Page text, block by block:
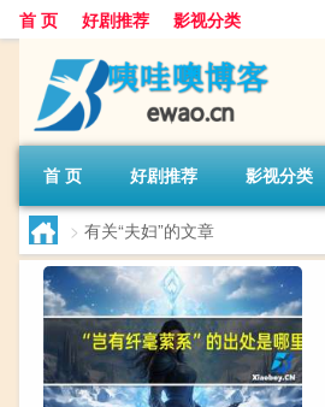
首 页 好剧推荐 影视分类
首 页 好剧推荐 影视分类
> 有关“夫妇”的文章